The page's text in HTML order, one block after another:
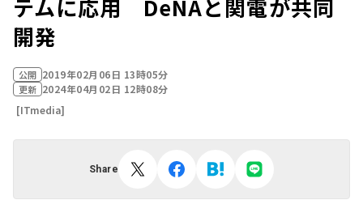
テムに応用 DeNAと関電が共同
開発
公開 2019年02月06日 13時05分
更新 2024年04月02日 12時08分
[ITmedia]
Share